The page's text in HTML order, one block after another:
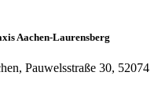
Aachen-Laurensberg
Pauwelsstraße 30, 52074